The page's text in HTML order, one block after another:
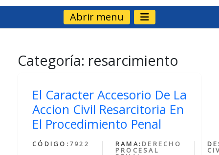
Abrir menu
Categoría: resarcimiento
El Caracter Accesorio De La
Accion Civil Resarcitoria En
El Procedimiento Penal
CÓDIGO: 7922 RAMA: DERECHO
PROCESAL